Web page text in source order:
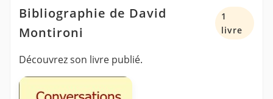
Bibliographie de David
Montironi
1
livre
Découvrez son livre publié.